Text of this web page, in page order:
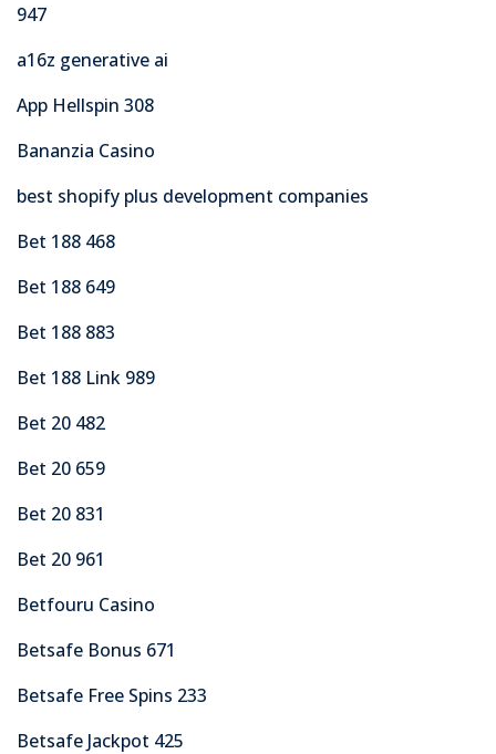
947
a16z generative ai
App Hellspin 308
Bananzia Casino
best shopify plus development companies
Bet 188 468
Bet 188 649
Bet 188 883
Bet 188 Link 989
Bet 20 482
Bet 20 659
Bet 20 831
Bet 20 961
Betfouru Casino
Betsafe Bonus 671
Betsafe Free Spins 233
Betsafe Jackpot 425